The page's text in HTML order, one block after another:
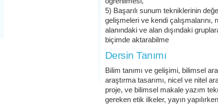
5) Başarılı sunum tekniklerinin
gelişmeleri ve kendi
alanındaki ve alan dışındaki
biçimde aktarabilme
Dersin Tanımı
Bilim tanımı ve gelişimi, bilimsel
araştırma tasarımı, nicel ve nitel
proje, ve bilimsel makale yazım
gereken etik ilkeler, yayın